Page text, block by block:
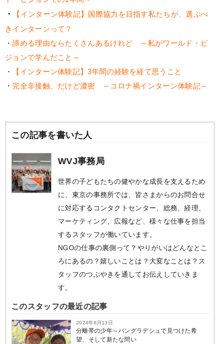
・
【インターン体験記】国際協力を目指す私たちが、選ぶべ
きインターンって？
・諦める理由ならたくさんあるけれど ～私がワールド・ビ
ジョンで学んだこと～
・
【インターン体験記】3年間の経験を経て思うこと
・ 完全非接触、だけど濃密 ～コロナ禍インターン体験記～
この記事を書いた人
WVJ事務局
世界の子どもたちの健やかな成長を支えるため
に、東京の事務所では、皆さまからのお問合せ
に対応するコンタクトセンター、総務、経理、
マーケティング、広報など、様々な仕事を担当
するスタッフが働いています。
NGOの仕事の裏側って？やりがいはどんなとこ
ろにあるの？嬉しいことは？大変なことは？ス
タッフのつぶやきを通してお伝えしていきま
す。
このスタッフの最近の記事
2024年8月13日
分離帯の少年～バングラデシュで見つけた希
望、そして新たな問い